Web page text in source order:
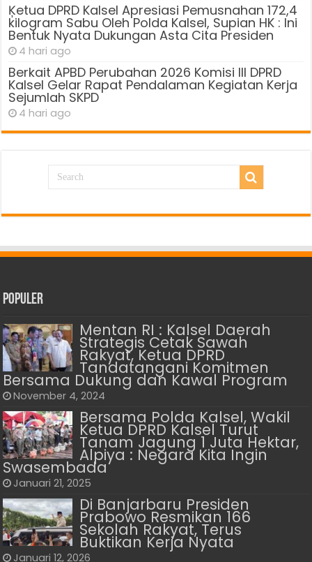
Ķetua DPRD Kalsel Apresiasi Pemusnahan 172,4
kilogram Sabu Oleh Polda Kalsel, Supian HK : Ini
Bentuk Nyata Dukungan Asta Cita Presiden
4 hari ago
Berkait APBD Perubahan 2026 Komisi III DPRD
Kalsel Gelar Rapat Pendalaman Kegiatan Kerja
Sejumlah SKPD
4 hari ago
Populer
Mentan RI : Kalsel Daerah
Strategis Cetak Sawah
Rakyat, Ketua DPRD
Tandatangani Komitmen
Bersama Dukung dan Kawal Program
November 4, 2024
Bersama Polda Kalsel, Wakil
Ketua DPRD Kalsel Turut
Tanam Jagung 1 Juta Hektar,
Alpiya : Negara Kita Ingin
Swasembada
Januari 21, 2025
Di Banjarbaru Presiden
Prabowo Resmikan 166
Sekolah Rakyat, Terus
Buktikan Kerja Nyata
Januari 12, 2026